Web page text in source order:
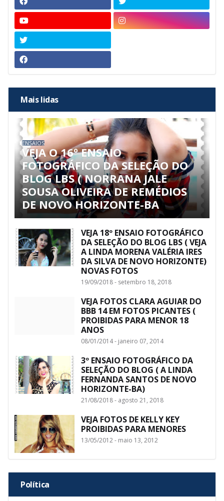
Mais lidas
ENSAIOS
VEJA O 16º ENSAIO
FOTOGRÁFICO DA SELEÇÃO DO
BLOG LBS ( NORRANA JALE
SOUSA OLIVEIRA DE REMÉDIOS
DE NOVO HORIZONTE-BA
VEJA 18º ENSAIO FOTOGRÁFICO
DA SELEÇÃO DO BLOG LBS ( VEJA
A LINDA MORENA VALÉRIA IRES
DA SILVA DE NOVO HORIZONTE)
NOVAS FOTOS
19/09/2018 - setembro 18, 2018
VEJA FOTOS CLARA AGUIAR DO
BBB 14 EM FOTOS PICANTES (
PROIBIDAS PARA MENOR 18
ANOS
08/01/2014 - janeiro 07, 2014
3º ENSAIO FOTOGRÁFICO DA
SELEÇÃO DO BLOG ( A LINDA
FERNANDA SANTOS DE NOVO
HORIZONTE-BA)
21/08/2018 - agosto 21, 2018
VEJA FOTOS DE KELLY KEY
PROIBIDAS PARA MENORES
13/05/2012 - maio 13, 2012
Política